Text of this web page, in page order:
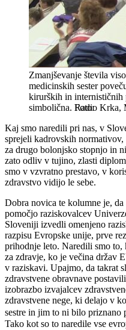
Zmanjševanje števila
medicinskih sester
kirurških in internističnih
simbolična. Radio Krka,
Kaj smo naredili pri nas, v
sprejeli kadrovskih
za drugo bolonjsko stopnjo in
zato odliv v tujino, zlasti
smo v vzvratno prestavo, v
zdravstvo vidijo le sebe.
Dobra novica te kolumne je,
pomočjo raziskovalcev
Sloveniji izvedli omenjeno
razpisu Evropske unije, prve
prihodnje leto. Naredili smo to,
za zdravje, ko je večina držav
v raziskavi. Upajmo, da takrat
zdravstvene obravnave
izobrazbo izvajalcev
zdravstvene nege, ki delajo v
sestre in jim to ni bilo priznano
Tako kot so to naredile vse